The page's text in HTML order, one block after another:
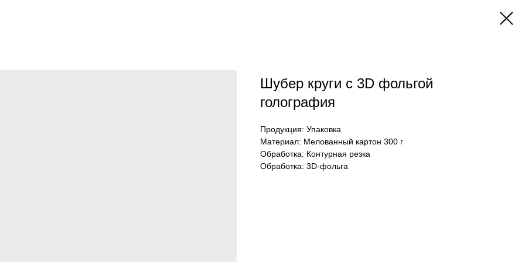
Шубер круги с 3D фольгой
голография
Продукция: Упаковка
Материал: Мелованный картон 300 г
Обработка: Контурная резка
Обработка: 3D-фольга